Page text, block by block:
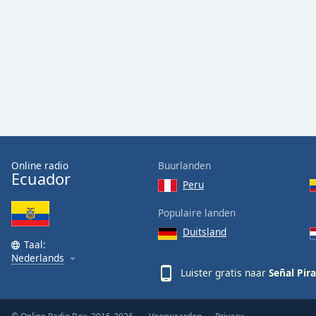
window.
dialog
window.
Escape
will
and
Online radio
Ecuador
Taal:
Nederlands
Buurlanden
Peru
Populaire landen
Duitsland
Luister gratis naar Señal